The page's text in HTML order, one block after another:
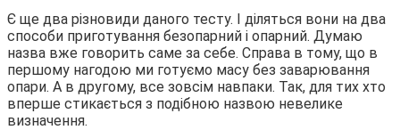
Є ще два різновиди даного тесту. І діляться вони на два
способи приготування безопарний і опарний. Думаю
назва вже говорить саме за себе. Справа в тому, що в
першому нагодою ми готуємо масу без заварювання
опари. А в другому, все зовсім навпаки. Так, для тих хто
вперше стикається з подібною назвою невелике
визначення.